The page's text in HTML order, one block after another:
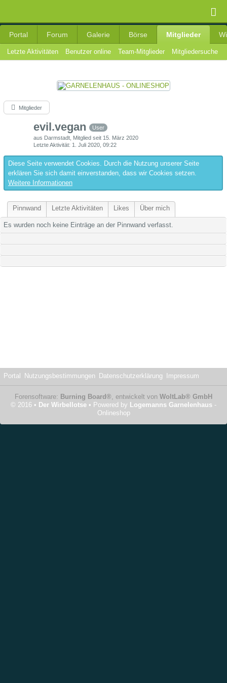
Portal Forum Galerie Börse Mitglieder
Letzte Aktivitäten Benutzer online Team-Mitglieder Mitgliedersuche
Mitglieder
evil.vegan
User
aus Darmstadt Mitglied seit 15. März 2020
Letzte Aktivität 1. Juli 2020, 09:22
Diese Seite verwendet Cookies. Durch die Nutzung unserer Seite
erklären Sie sich damit einverstanden, dass wir Cookies setzen.
Weitere Informationen
Pinnwand Letzte Aktivitäten Likes Über mich
Es wurden noch keine Einträge an der Pinnwand verfasst.
Portal Nutzungsbestimmungen Datenschutzerklärung Impressum
Forensoftware: Burning Board®, entwickelt von WoltLab® GmbH
© 2016 • Der Wirbellotse • Powered by Logemanns Garnelenhaus -
Onlineshop